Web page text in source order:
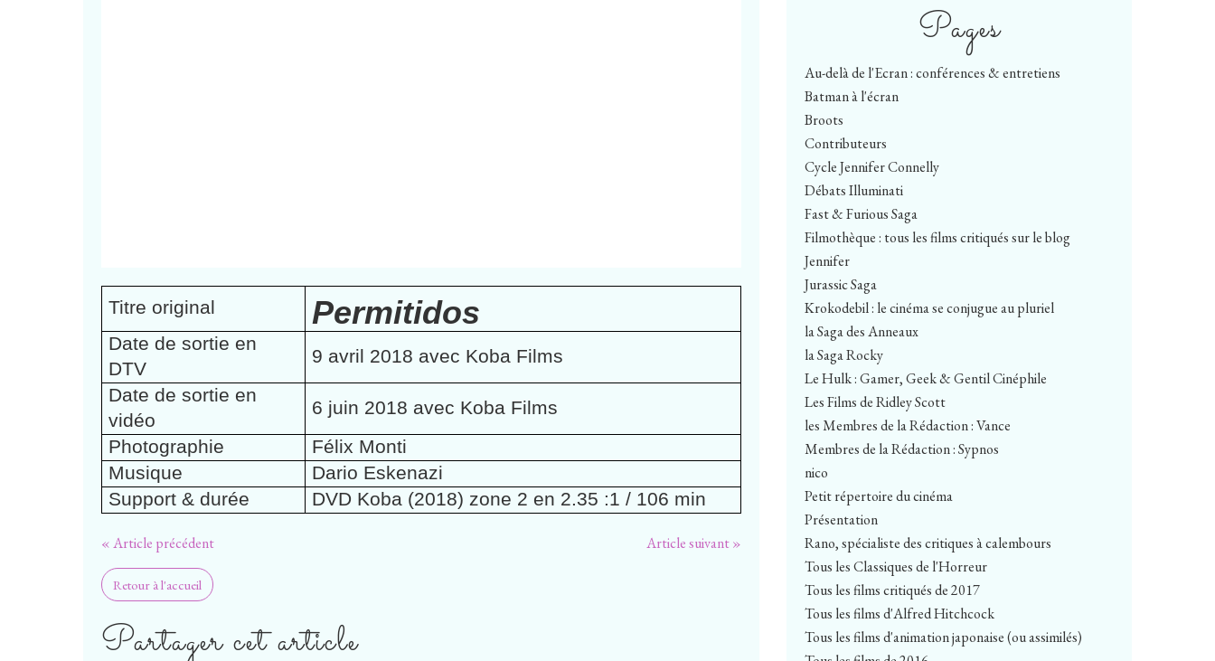
Titre original Permitidos
Date de sortie en
DTV
9 avril 2018 avec Koba Films
Date de sortie en
vidéo
6 juin 2018 avec Koba Films
Photographie
Félix Monti
Musique
Dario Eskenazi
Support & durée
DVD Koba (2018) zone 2 en 2.35 :1 / 106 min
« Article précédent Article suivant »
Retour à l'accueil
Partager cet article
Pages
Au-delà de l'Ecran : conférences & entretiens
Batman à l'écran
Broots
Contributeurs
Cycle Jennifer Connelly
Débats Illuminati
Fast & Furious Saga
Filmothèque : tous les films critiqués sur le blog
Jennifer
Jurassic Saga
Krokodebil : le cinéma se conjugue au pluriel
la Saga des Anneaux
la Saga Rocky
Le Hulk : Gamer, Geek & Gentil Cinéphile
Les Films de Ridley Scott
les Membres de la Rédaction : Vance
Membres de la Rédaction : Sypnos
nico
Petit répertoire du cinéma
Présentation
Rano, spécialiste des critiques à calembours
Tous les Classiques de l'Horreur
Tous les films critiqués de 2017
Tous les films d'Alfred Hitchcock
Tous les films d'animation japonaise (ou assimilés)